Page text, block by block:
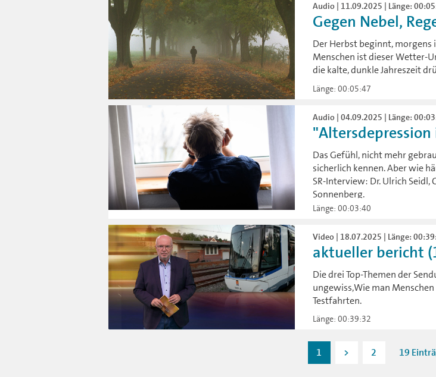
Audio | 11.09.2025 | Länge:
Gegen Nebel,
Der Herbst beginnt, morgens
Menschen ist dieser Wetter-
die kalte, dunkle Jahreszeit
Länge: 00:05:47
Audio | 04.09.2025 | Länge:
Das Gefühl, nicht mehr
sicherlich kennen. Aber wie
SR-Interview: Dr. Ulrich
Sonnenberg.
Länge: 00:03:40
Video | 18.07.2025 | Länge:
aktueller bericht
Die drei Top-Themen der
ungewiss,Wie man
Testfahrten.
Länge: 00:39:32
1 > 2 19